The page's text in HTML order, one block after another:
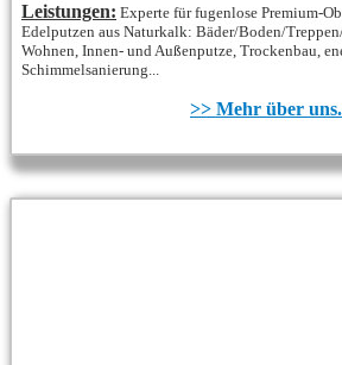
Leistungen: Experte für fugenlose Premium-
Edelputzen aus Naturkalk: Bäder/Boden/
Wohnen, Innen- und Außenputze, Trockenbau,
Schimmelsanierung...
>> Mehr über